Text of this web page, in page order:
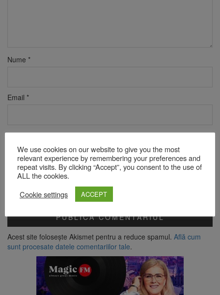
Nume *
Email *
Site web
Verificare anti-robot
Click pentru a începe verificarea
Acest site folosește Akismet pentru a reduce spamul. Află cum
sunt procesate datele comentariilor tale.
We use cookies on our website to give you the most
relevant experience by remembering your preferences and
repeat visits. By clicking “Accept”, you consent to the use of
ALL the cookies.
Cookie settings
ACCEPT